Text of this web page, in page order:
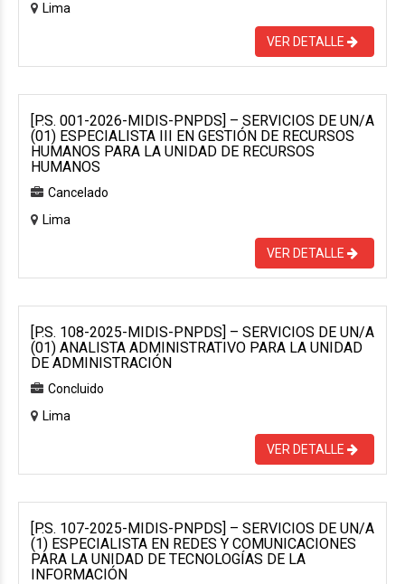
Lima
VER DETALLE
[P.S. 001-2026-MIDIS-PNPDS] – SERVICIOS DE UN/A
(01) ESPECIALISTA III EN GESTIÓN DE RECURSOS
HUMANOS PARA LA UNIDAD DE RECURSOS
HUMANOS
Cancelado
Lima
VER DETALLE
[P.S. 108-2025-MIDIS-PNPDS] – SERVICIOS DE UN/A
(01) ANALISTA ADMINISTRATIVO PARA LA UNIDAD
DE ADMINISTRACIÓN
Concluido
Lima
VER DETALLE
[P.S. 107-2025-MIDIS-PNPDS] – SERVICIOS DE UN/A
(1) ESPECIALISTA EN REDES Y COMUNICACIONES
PARA LA UNIDAD DE TECNOLOGÍAS DE LA
INFORMACIÓN